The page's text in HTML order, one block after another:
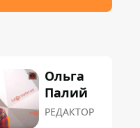
Ольга
Палий
РЕДАКТОР